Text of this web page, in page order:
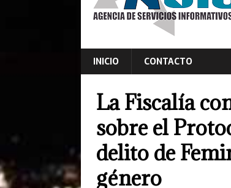
INICIO CONTACTO
La Fiscalía
sobre el
delito de
género